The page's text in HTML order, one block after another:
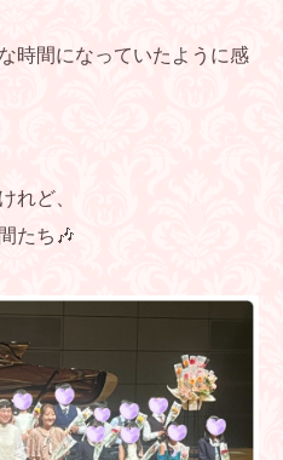
時間になっていたように感
れど、
たち🎶